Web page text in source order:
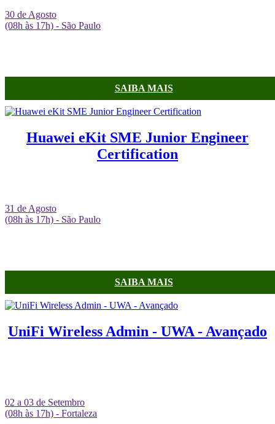
30 de Agosto
(08h às 17h) - São Paulo
SAIBA MAIS
Huawei eKit SME Junior Engineer
Certification
31 de Agosto
(08h às 17h) - São Paulo
SAIBA MAIS
UniFi Wireless Admin - UWA - Avançado
02 a 03 de Setembro
(08h às 17h) - Fortaleza